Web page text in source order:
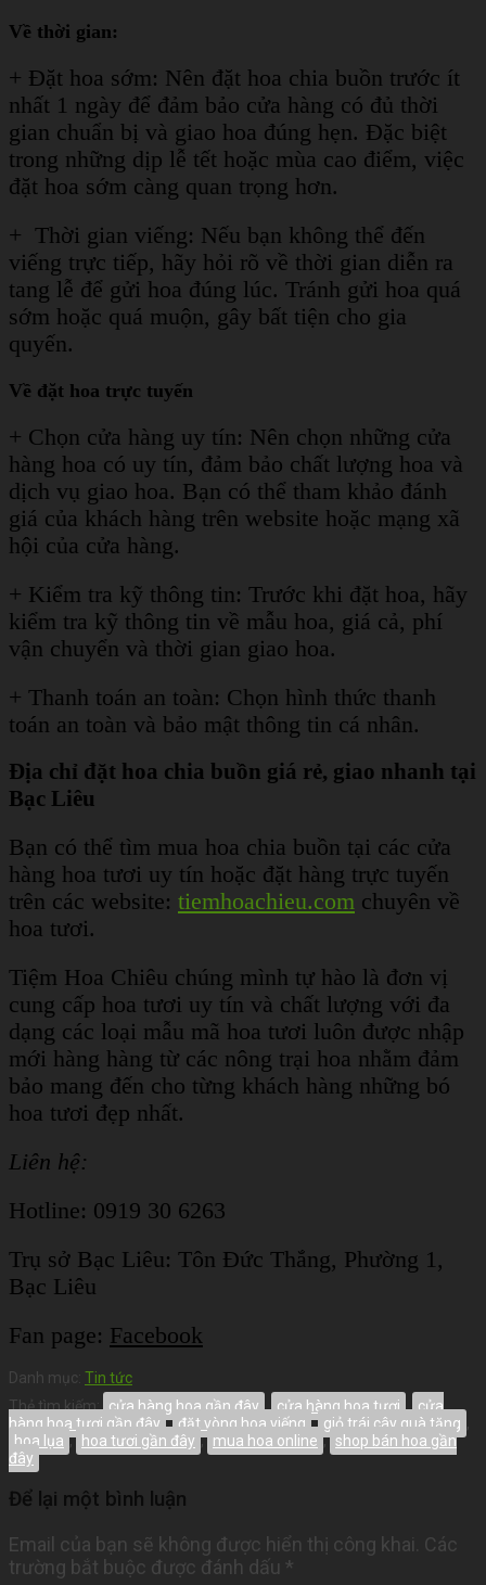
Về thời gian:
+ Đặt hoa sớm: Nên đặt hoa chia buồn trước ít
nhất 1 ngày để đảm bảo cửa hàng có đủ thời
gian chuẩn bị và giao hoa đúng hẹn. Đặc biệt
trong những dịp lễ tết hoặc mùa cao điểm, việc
đặt hoa sớm càng quan trọng hơn.
+ Thời gian viếng: Nếu bạn không thể đến
viếng trực tiếp, hãy hỏi rõ về thời gian diễn ra
tang lễ để gửi hoa đúng lúc. Tránh gửi hoa quá
sớm hoặc quá muộn, gây bất tiện cho gia
quyến.
Về đặt hoa trực tuyến
+ Chọn cửa hàng uy tín: Nên chọn những cửa
hàng hoa có uy tín, đảm bảo chất lượng hoa và
dịch vụ giao hoa. Bạn có thể tham khảo đánh
giá của khách hàng trên website hoặc mạng xã
hội của cửa hàng.
+ Kiểm tra kỹ thông tin: Trước khi đặt hoa, hãy
kiểm tra kỹ thông tin về mẫu hoa, giá cả, phí
vận chuyển và thời gian giao hoa.
+ Thanh toán an toàn: Chọn hình thức thanh
toán an toàn và bảo mật thông tin cá nhân.
Địa chỉ đặt hoa chia buồn giá rẻ, giao nhanh tại
Bạc Liêu
Bạn có thể tìm mua hoa chia buồn tại các cửa
hàng hoa tươi uy tín hoặc đặt hàng trực tuyến
trên các website: tiemhoachieu.com chuyên về
hoa tươi.
Tiệm Hoa Chiêu chúng mình tự hào là đơn vị
cung cấp hoa tươi uy tín và chất lượng với đa
dạng các loại mẫu mã hoa tươi luôn được nhập
mới hàng hàng từ các nông trại hoa nhằm đảm
bảo mang đến cho từng khách hàng những bó
hoa tươi đẹp nhất.
Liên hệ:
Hotline: 0919 30 6263
Trụ sở Bạc Liêu: Tôn Đức Thắng, Phường 1,
Bạc Liêu
Fan page: Facebook
Danh mục: Tin tức
Thẻ tìm kiếm: cửa hàng hoa gần đây , cửa hàng hoa tươi , cửa
hàng hoa tươi gần đây , đặt vòng hoa viếng , giỏ trái cây quà tặng ,
hoa lụa , hoa tươi gần đây , mua hoa online , shop bán hoa gần
đây
Để lại một bình luận
Email của bạn sẽ không được hiển thị công khai. Các
trường bắt buộc được đánh dấu *